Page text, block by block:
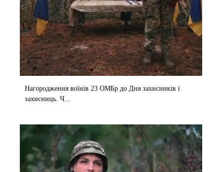
Нагородження воїнів 23 ОМБр до Дня захисників і
захисниць. Ч...